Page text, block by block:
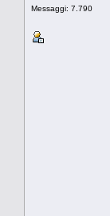
Messaggi: 7.790